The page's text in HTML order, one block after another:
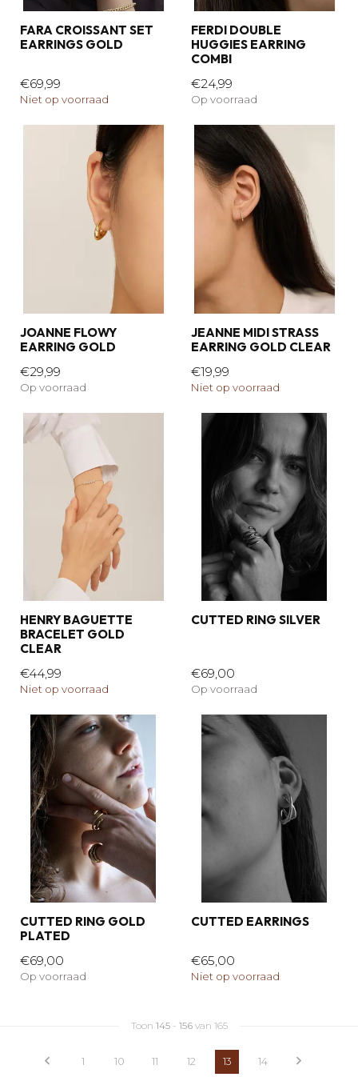
FARA CROISSANT SET
EARRINGS GOLD
€69,99
Niet op voorraad
FERDI DOUBLE
HUGGIES EARRING
COMBI
€24,99
Op voorraad
JOANNE FLOWY
EARRING GOLD
€29,99
Op voorraad
JEANNE MIDI STRASS
EARRING GOLD CLEAR
€19,99
Niet op voorraad
HENRY BAGUETTE
BRACELET GOLD
CLEAR
€44,99
Niet op voorraad
CUTTED RING SILVER
€69,00
Op voorraad
CUTTED RING GOLD
PLATED
€69,00
Op voorraad
CUTTED EARRINGS
€65,00
Niet op voorraad
Toon 145- 156van 165
1 10 11 12 13 14